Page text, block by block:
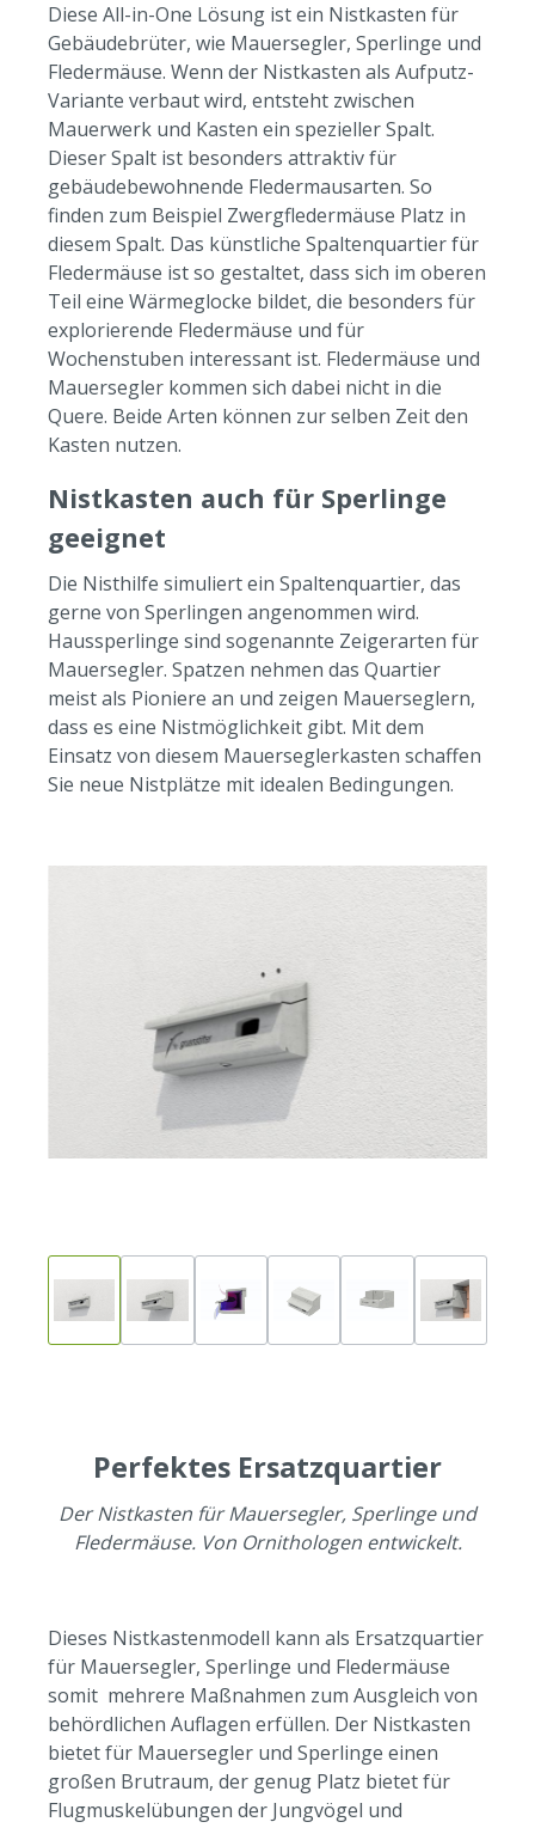
Diese All-in-One Lösung ist ein Nistkasten für
Gebäudebrüter, wie Mauersegler, Sperlinge und
Fledermäuse. Wenn der Nistkasten als Aufputz-
Variante verbaut wird, entsteht zwischen
Mauerwerk und Kasten ein spezieller Spalt.
Dieser Spalt ist besonders attraktiv für
gebäudebewohnende Fledermausarten. So
finden zum Beispiel Zwergfledermäuse Platz in
diesem Spalt. Das künstliche Spaltenquartier für
Fledermäuse ist so gestaltet, dass sich im oberen
Teil eine Wärmeglocke bildet, die besonders für
explorierende Fledermäuse und für
Wochenstuben interessant ist. Fledermäuse und
Mauersegler kommen sich dabei nicht in die
Quere. Beide Arten können zur selben Zeit den
Kasten nutzen.
Nistkasten auch für Sperlinge
geeignet
Die Nisthilfe simuliert ein Spaltenquartier, das
gerne von Sperlingen angenommen wird.
Haussperlinge sind sogenannte Zeigerarten für
Mauersegler. Spatzen nehmen das Quartier
meist als Pioniere an und zeigen Mauerseglern,
dass es eine Nistmöglichkeit gibt. Mit dem
Einsatz von diesem Mauerseglerkasten schaffen
Sie neue Nistplätze mit idealen Bedingungen.
Perfektes Ersatzquartier
Der Nistkasten für Mauersegler, Sperlinge und
Fledermäuse. Von Ornithologen entwickelt.
Dieses Nistkastenmodell kann als Ersatzquartier
für Mauersegler, Sperlinge und Fledermäuse
somit mehrere Maßnahmen zum Ausgleich von
behördlichen Auflagen erfüllen. Der Nistkasten
bietet für Mauersegler und Sperlinge einen
großen Brutraum, der genug Platz bietet für
Flugmuskelübungen der Jungvögel und